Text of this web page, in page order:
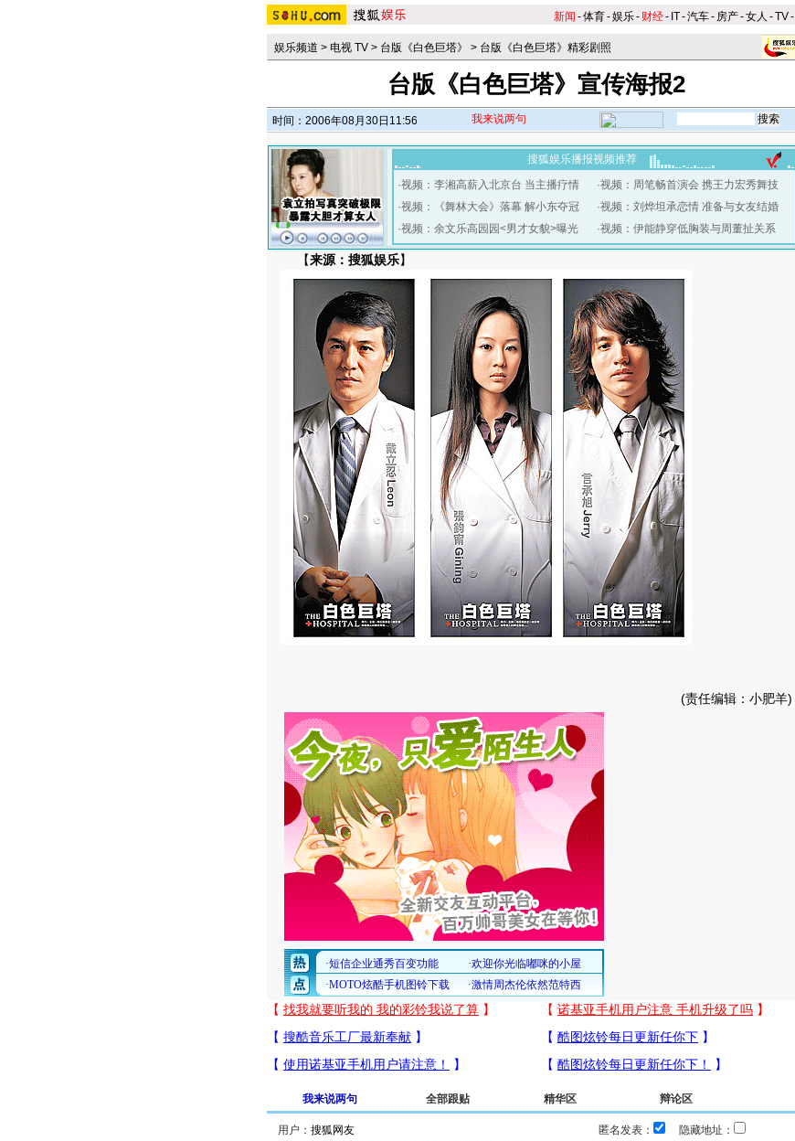
新闻 -体育-娱乐- 财经- IT-汽车- 房产-女人 -TV-
娱乐频道 > 电视 TV > 台版《白色巨塔》 > 台版《白色巨塔》精彩剧照
台版《白色巨塔》宣传海报2
时间：2006年08月30日11:56 我来说两句
搜狐娱乐播报视频推荐
·视频：李湘高薪入北京台 当主播疗情
·视频：《舞林大会》落幕 解小东夺冠
·视频：余文乐高园园<男才女貌>曝光
·视频：周笔畅首演会 携王力宏秀舞技
·视频：刘烨坦承恋情 准备与女友结婚
·视频：伊能静穿低胸装与周董扯关系
【来源：搜狐娱乐】
(责任编辑：小肥羊)
我来说两句 全部跟贴 精华区 辩论区
用户： 匿名发表：
隐藏地址：